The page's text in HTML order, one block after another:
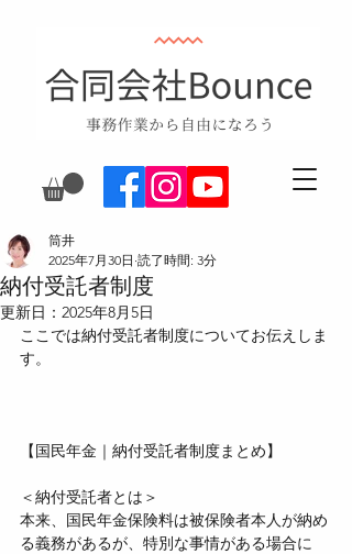
納付受託者制度
筒井
2025年7月30日 読了時間: 3分
更新日： 2025年8月5日
ここでは納付受託者制度についてお伝えしま
す。
【国民年金｜納付受託者制度まとめ】
＜納付受託者とは＞
本来、国民年金保険料は被保険者本人が納め
る義務があるが、特別な事情がある場合に